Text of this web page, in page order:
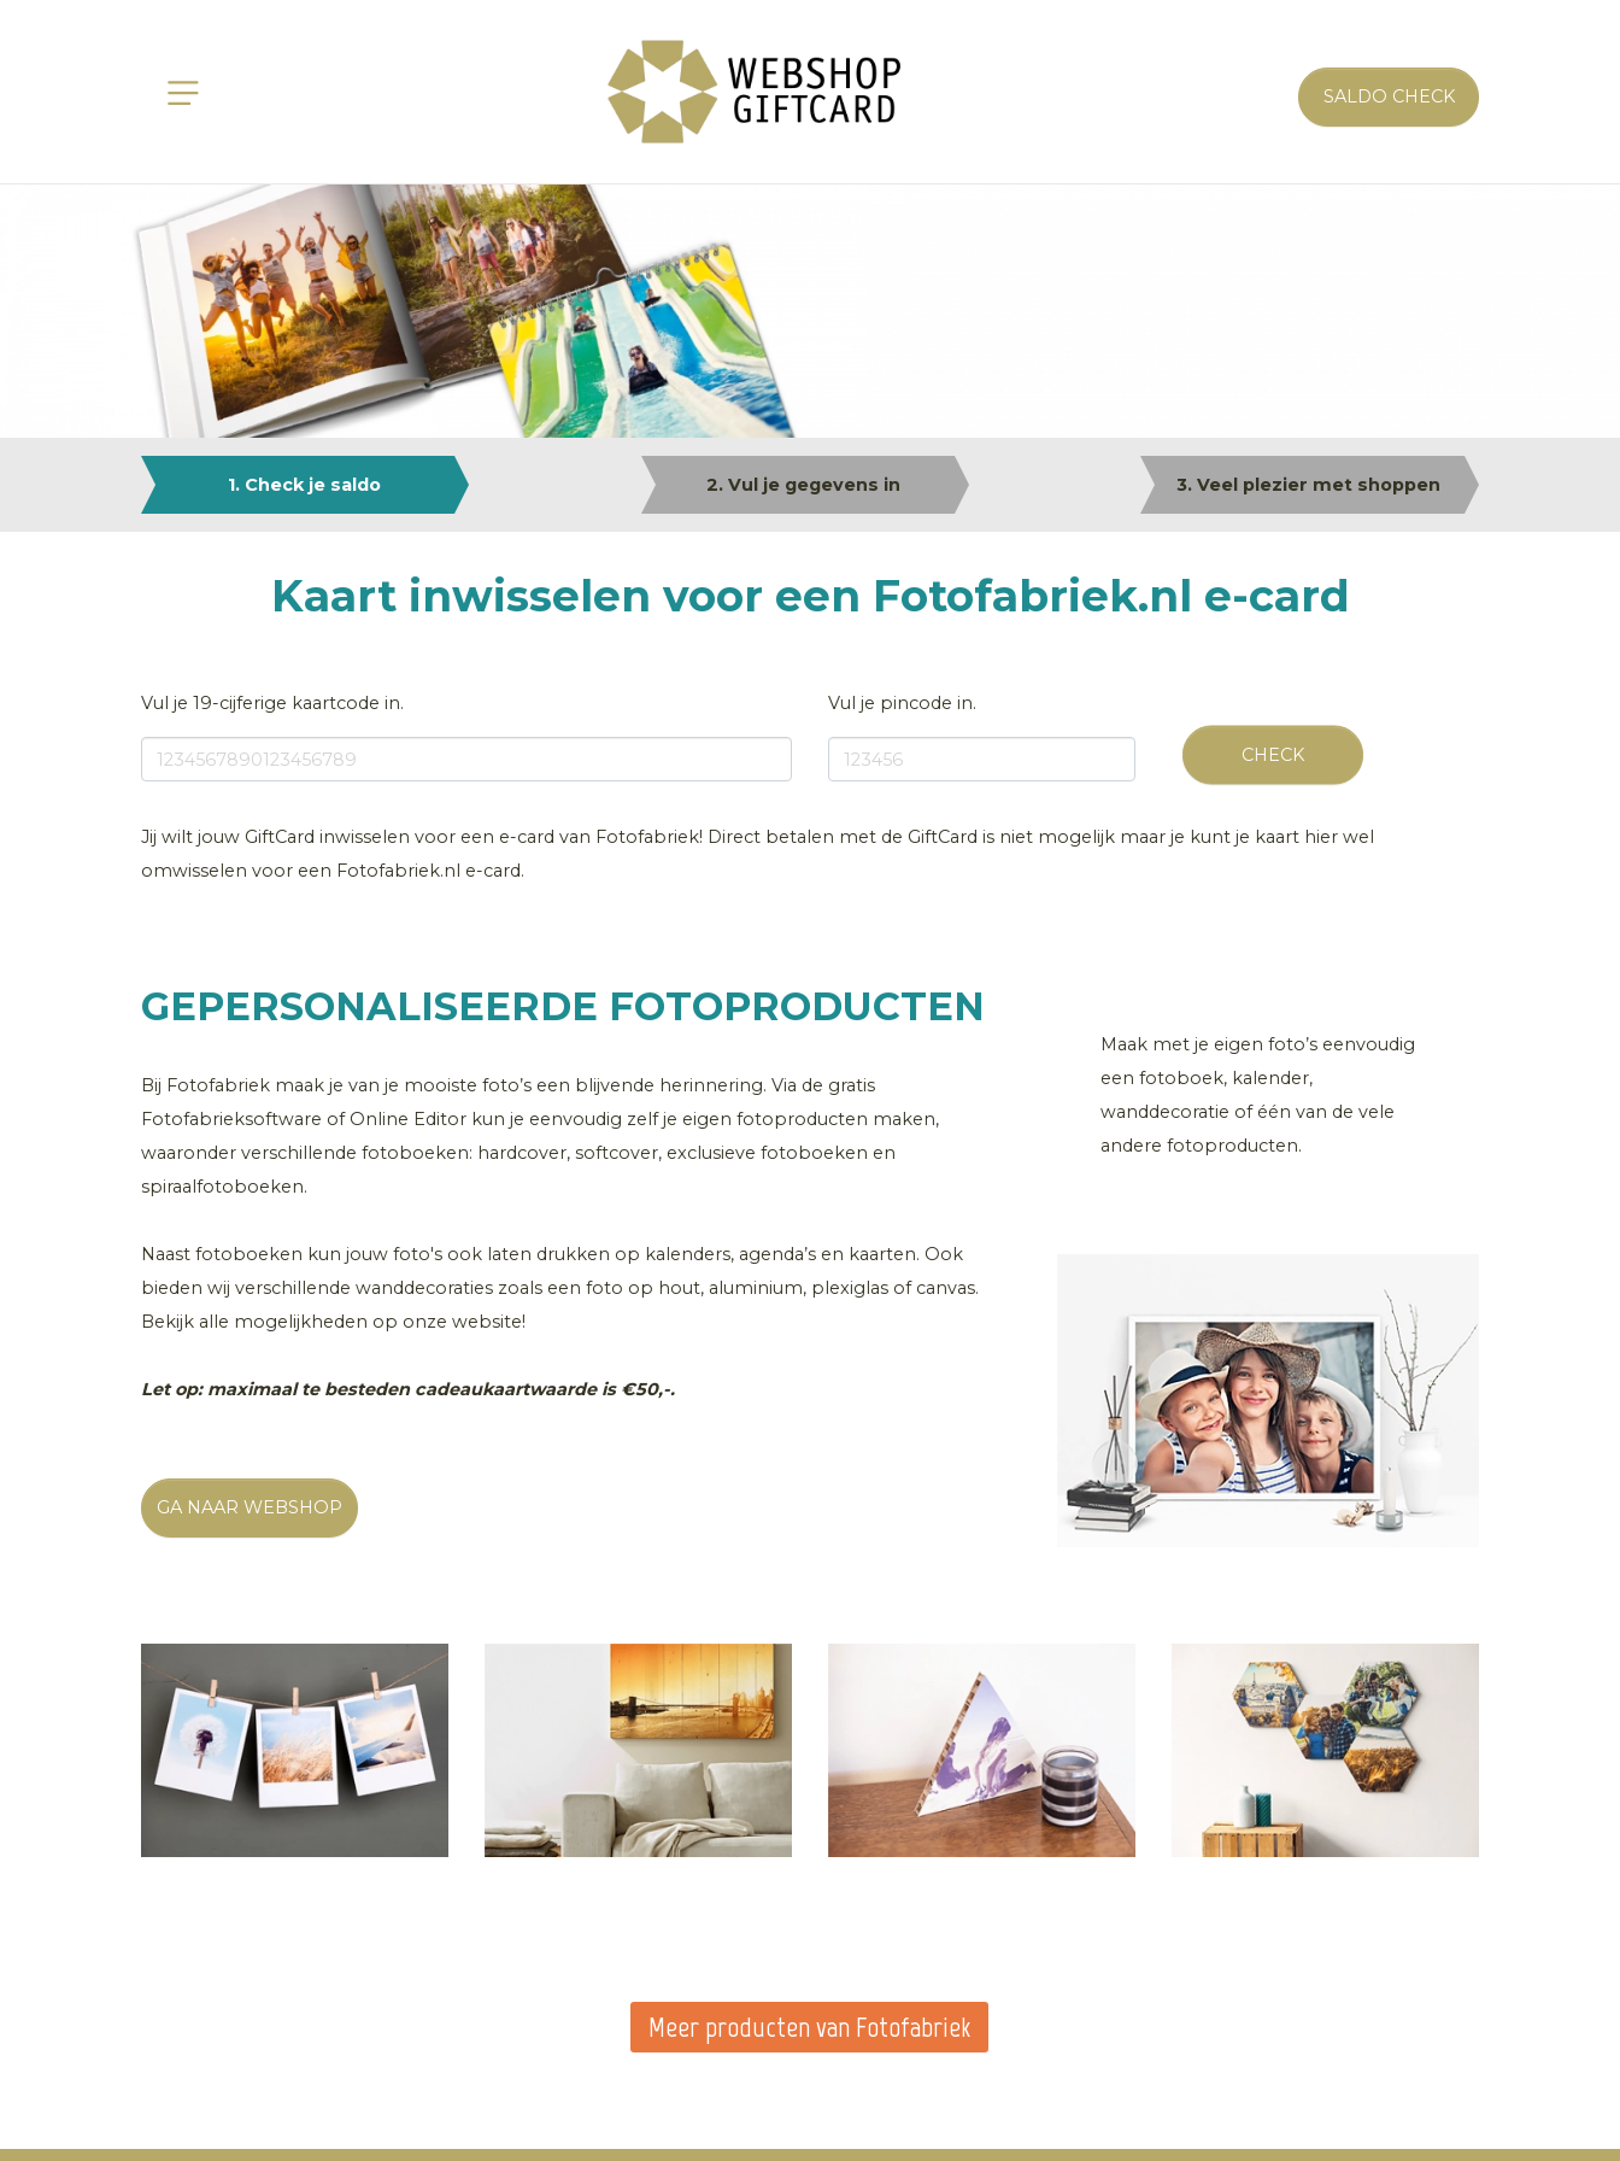
SALDO CHECK
1. Check je saldo 2. Vul je gegevens in 3. Veel plezier met shoppen
Kaart inwisselen voor een Fotofabriek.nl e-card
Vul je 19-cijferige kaartcode in. Vul je pincode in.
CHECK
Jij wilt jouw GiftCard inwisselen voor een e-card van Fotofabriek! Direct betalen met de GiftCard is niet mogelijk maar je kunt je kaart hier wel
omwisselen voor een Fotofabriek.nl e-card.
GEPERSONALISEERDE FOTOPRODUCTEN
Bij Fotofabriek maak je van je mooiste foto’s een blijvende herinnering. Via de gratis
Fotofabrieksoftware of Online Editor kun je eenvoudig zelf je eigen fotoproducten maken,
waaronder verschillende fotoboeken: hardcover, softcover, exclusieve fotoboeken en
spiraalfotoboeken.
Naast fotoboeken kun jouw foto's ook laten drukken op kalenders, agenda’s en kaarten. Ook
bieden wij verschillende wanddecoraties zoals een foto op hout, aluminium, plexiglas of canvas.
Bekijk alle mogelijkheden op onze website!
Let op: maximaal te besteden cadeaukaartwaarde is €50,-.
GA NAAR WEBSHOP
Maak met je eigen foto’s eenvoudig
een fotoboek, kalender,
wanddecoratie of één van de vele
andere fotoproducten.
Meer producten van Fotofabriek